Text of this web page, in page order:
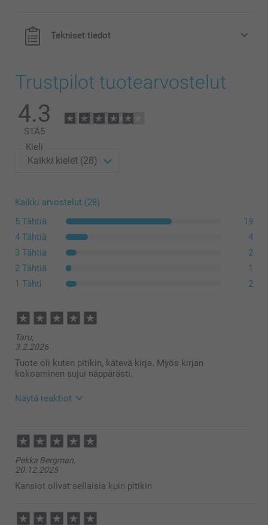
Tekniset tiedot
Trustpilot tuotearvostelut
4.3
STÄ5
Kieli
Kaikki arvostelut (28)
5 Tähtiä
19
4 Tähtiä
4
3 Tähtiä
2
2 Tähtiä
1
1 Tähti
2
Taru,
3.2.2026
Tuote oli kuten pitikin, kätevä kirja. Myös kirjan
kokoaminen sujui näppärästi.
Näytä reaktiot
11:52
Hei Taru,
Suuret kiitokset ⭐⭐⭐⭐⭐ tähdestä ja palautteesta, se
on meille korvaamattoman tärkeää. Kiva että kirjan
kokoaminen oli helppoa 🥰
Toivottavasti näemme pian taas smartphoto.fi -
Lämpimin kiitoksin,
Pekka Bergman,
20.12.2025
Kansiot olivat sellaisia kuin pitikin